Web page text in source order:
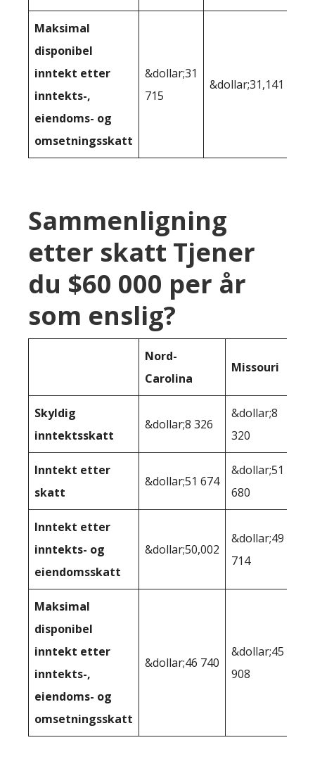
Maksimal
disponibel
inntekt etter
inntekts-,
eiendoms- og
omsetningsskatt
&dollar;31
715
&dollar;31,141
Sammenligning
etter skatt Tjener
du $60 000 per år
som enslig?
Nord-
Carolina
Missouri
Skyldig
inntektsskatt
&dollar;8 326
&dollar;8
320
Inntekt etter
skatt
&dollar;51 674
&dollar;51
680
Inntekt etter
inntekts- og
eiendomsskatt
&dollar;50,002
&dollar;49
714
Maksimal
disponibel
inntekt etter
inntekts-,
eiendoms- og
omsetningsskatt
&dollar;46 740
&dollar;45
908